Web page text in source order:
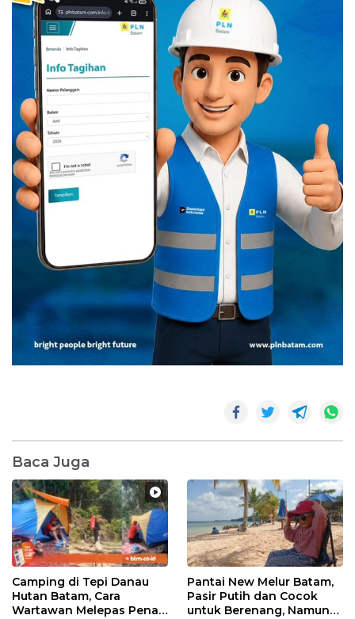
Baca Juga
Camping di Tepi Danau
Hutan Batam, Cara
Wartawan Melepas Penat
Pantai New Melur Batam,
Pasir Putih dan Cocok
untuk Berenang, Namun